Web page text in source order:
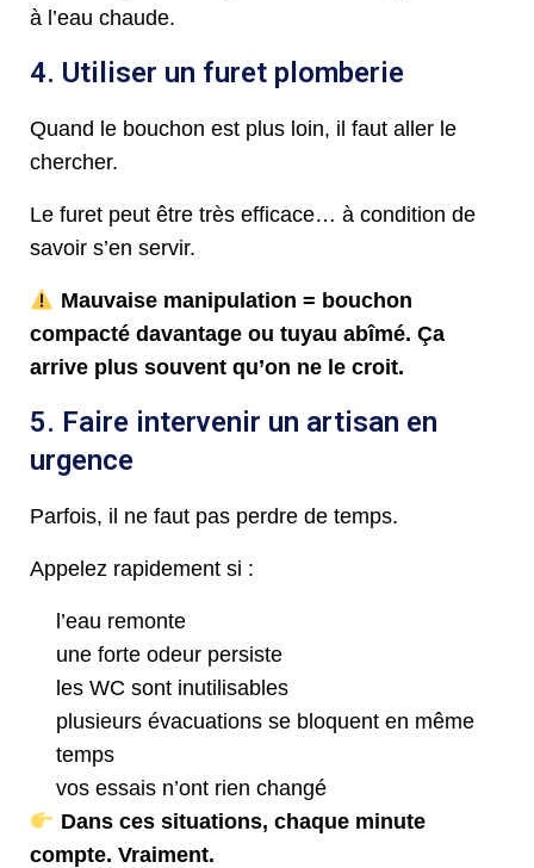
à l’eau chaude.
4. Utiliser un furet plomberie
Quand le bouchon est plus loin, il faut aller le
chercher.
Le furet peut être très efficace… à condition de
savoir s’en servir.
Mauvaise manipulation = bouchon
compacté davantage ou tuyau abîmé. Ça
arrive plus souvent qu’on ne le croit.
5. Faire intervenir un artisan en
urgence
Parfois, il ne faut pas perdre de temps.
Appelez rapidement si :
l’eau remonte
une forte odeur persiste
les WC sont inutilisables
plusieurs évacuations se bloquent en même
temps
vos essais n’ont rien changé
Dans ces situations, chaque minute
compte. Vraiment.